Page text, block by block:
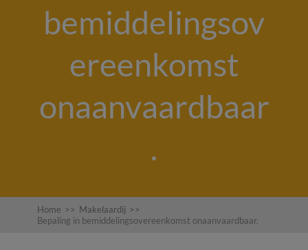
bemiddelingsov
ereenkomst
onaanvaardbaar
.
Home >> Makelaardij >>
Bepaling in bemiddelingsovereenkomst onaanvaardbaar.